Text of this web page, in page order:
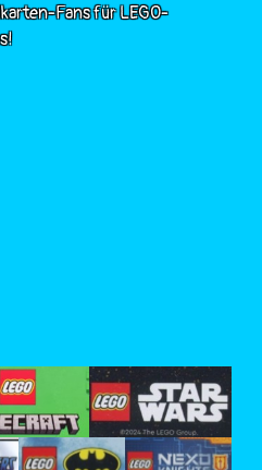
Fans für LEGO-